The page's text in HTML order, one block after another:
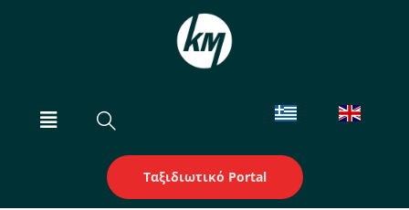
Menu
Ταξιδιωτικό Portal